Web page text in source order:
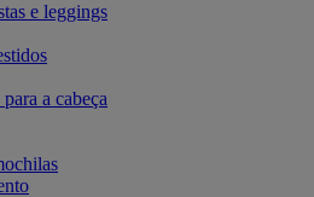
e leggings
a cabeça